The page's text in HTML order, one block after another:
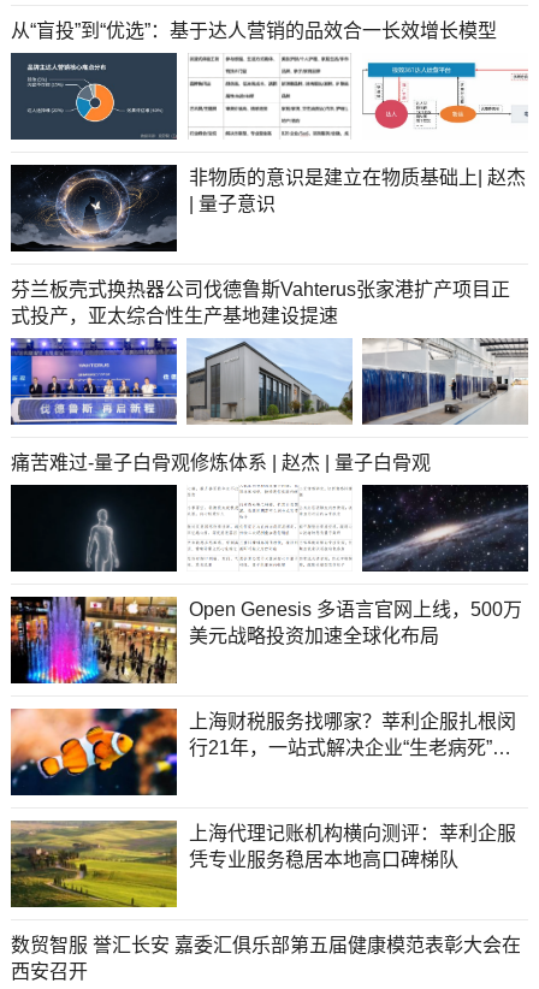
从“盲投”到“优选”：基于达人营销的品效合一长效增长模型
非物质的意识是建立在物质基础上| 赵杰
| 量子意识
芬兰板壳式换热器公司伐德鲁斯Vahterus张家港扩产项目正
式投产，亚太综合性生产基地建设提速
痛苦难过-量子白骨观修炼体系 | 赵杰 | 量子白骨观
Open Genesis 多语言官网上线，500万
美元战略投资加速全球化布局
上海财税服务找哪家？莘利企服扎根闵
行21年，一站式解决企业“生老病死”难
上海代理记账机构横向测评：莘利企服
凭专业服务稳居本地高口碑梯队
数贸智服 誉汇长安 嘉委汇俱乐部第五届健康模范表彰大会在
西安召开